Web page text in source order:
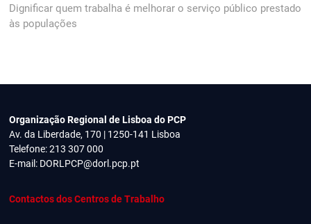
post:
Dignificar quem trabalha é melhorar o serviço público prestado
às populações
Organização Regional de Lisboa do PCP
Av. da Liberdade, 170 | 1250-141 Lisboa
Telefone: 213 307 000
E-mail: DORLPCP@dorl.pcp.pt
Contactos dos Centros de Trabalho